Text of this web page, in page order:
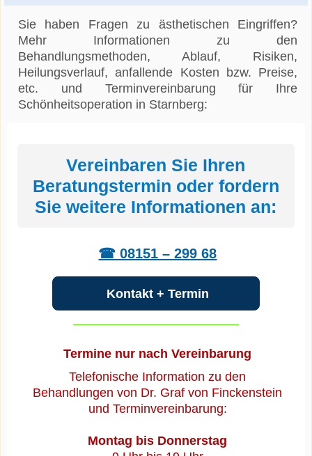
Sie haben Fragen zu ästhetischen Eingriffen?
Mehr Informationen zu den
Behandlungsmethoden, Ablauf, Risiken,
Heilungsverlauf, anfallende Kosten bzw. Preise,
etc. und Terminvereinbarung für Ihre
Schönheitsoperation in Starnberg:
Vereinbaren Sie Ihren
Beratungstermin oder fordern
Sie weitere Informationen an:
☎ 08151 – 299 68
Kontakt + Termin
Termine nur nach Vereinbarung
Telefonische Information zu den
Behandlungen von Dr. Graf von Finckenstein
und Terminvereinbarung:
Montag bis Donnerstag